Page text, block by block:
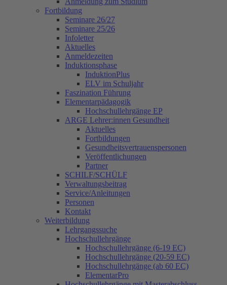
Fortbildung
Seminare 26/27
Seminare 25/26
Infoletter
Aktuelles
Anmeldezeiten
Induktionsphase
InduktionPlus
ELV im Schuljahr
Faszination Führung
Elementarpädagogik
Hochschullehrgänge EP
ARGE Lehrer:innen Gesundheit
Aktuelles
Fortbildungen
Gesundheitsvertrauenspersonen
Veröffentlichungen
Partner
SCHILF/SCHÜLF
Verwaltungsbeitrag
Service/Anleitungen
Personen
Kontakt
Weiterbildung
Lehrgangssuche
Hochschullehrgänge
Hochschullehrgänge (6-19 EC)
Hochschullehrgänge (20-59 EC)
Hochschullehrgänge (ab 60 EC)
ElementarPro